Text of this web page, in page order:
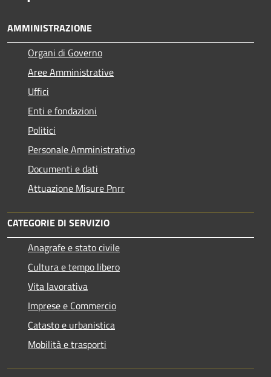
AMMINISTRAZIONE
Organi di Governo
Aree Amministrative
Uffici
Enti e fondazioni
Politici
Personale Amministrativo
Documenti e dati
Attuazione Misure Pnrr
CATEGORIE DI SERVIZIO
Anagrafe e stato civile
Cultura e tempo libero
Vita lavorativa
Imprese e Commercio
Catasto e urbanistica
Mobilità e trasporti